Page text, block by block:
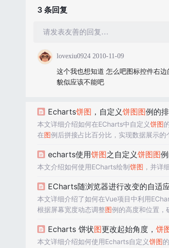
3 条回复
请发表友善的回复…
lovexiu0924 2010-11-09
这个我也想知道 怎么吧图标控件右
貌似应该不能吧
Echarts饼图 ，自定义饼图图例的
本文详细介绍如何在ECharts中自定义饼图
在图例后拼接占比百分比，实现数据展示的
echarts使用饼图之自定义饼图图
本文介绍如何使用ECharts绘制饼图 ，并详
ECharts随浏览器进行改变的自适
本文详细介绍了如何在Vue项目中利用
根据屏幕宽度动态调整图例的高度和位置，
ndow.onresize解决了问题。
Echarts 饼状图更改起始角度， 饼
本文详细介绍如何使用Echarts自定义饼图